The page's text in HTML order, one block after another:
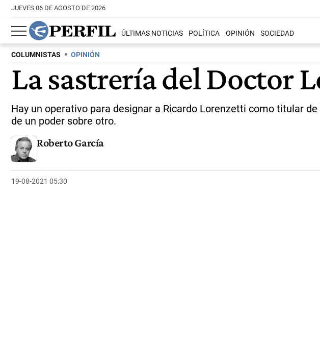
JUEVES 06 DE AGOSTO DE 2026
ÚLTIMAS NOTICIAS POLÍTICA OPINIÓN SOCIEDAD
COLUMNISTAS OPINIÓN
La sastrería del Doctor
Hay un operativo para designar a Ricardo Lorenzetti como titular
de un poder sobre otro.
Roberto García
19-08-2021 05:30